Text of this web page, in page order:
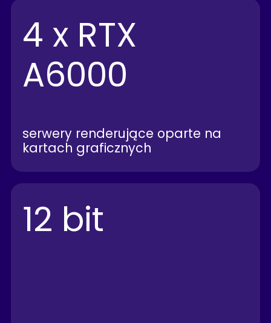
4 x RTX
A6000
serwery renderujące oparte na
kartach graficznych
12 bit